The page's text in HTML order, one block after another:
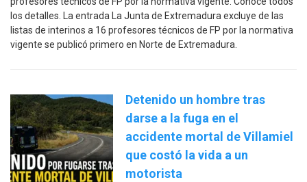
los detalles. La entrada La Junta de Extremadura excluye de las
listas de interinos a 16 profesores técnicos de FP por la normativa
vigente se publicó primero en Norte de Extremadura.
Detenido un hombre tras
darse a la fuga en el
accidente mortal de Villamiel
que costó la vida a un
motorista